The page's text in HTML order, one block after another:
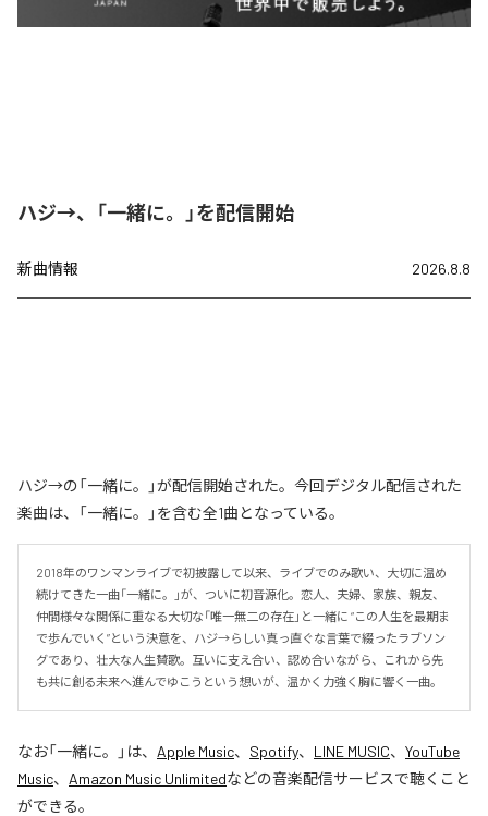
ハジ→、「一緒に。」を配信開始
新曲情報 2026.8.8
ハジ→の「一緒に。」が配信開始された。今回デジタル配信された
楽曲は、「一緒に。」を含む全1曲となっている。
2018年のワンマンライブで初披露して以来、ライブでのみ歌い、大切に温め
続けてきた一曲「一緒に。」が、ついに初音源化。恋人、夫婦、家族、親友、
仲間――様々な関係に重なる大切な「唯一無二の存在」と一緒に “この人生を最期ま
で歩んでいく”という決意を、ハジ→らしい真っ直ぐな言葉で綴ったラブソン
グであり、壮大な人生賛歌。互いに支え合い、認め合いながら、これから先
も共に創る未来へ進んでゆこうという想いが、温かく力強く胸に響く一曲。
なお「一緒に。 」は、 Apple Music、 Spotify、 LINE MUSIC、 YouTube
Music、 Amazon Music Unlimitedなどの音楽配信サービスで聴くこと
ができる。